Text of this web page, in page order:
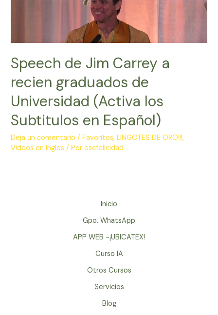
Speech de Jim Carrey a
recien graduados de
Universidad (Activa los
Subtitulos en Español)
Deja un comentario /Favoritos,LINGOTES DE ORO!!!,
Videos en Ingles / Porescfelicidad
Inicio
Gpo. WhatsApp
APP WEB -¡UBICATEX!
Curso IA
Otros Cursos
Servicios
Blog